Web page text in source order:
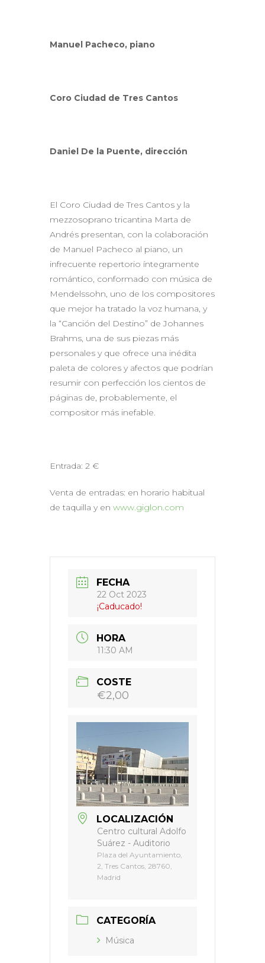
Manuel Pacheco, piano
Coro Ciudad de Tres Cantos
Daniel De la Puente, dirección
El Coro Ciudad de Tres Cantos y la
mezzosoprano tricantina Marta de
Andrés presentan, con la colaboración
de Manuel Pacheco al piano, un
infrecuente repertorio íntegramente
romántico, conformado con música de
Mendelssohn, uno de los compositores
que mejor ha tratado la voz humana, y
la “Canción del Destino” de Johannes
Brahms, una de sus piezas más
personales y que ofrece una inédita
paleta de colores y afectos que podrían
resumir con perfección los cientos de
páginas de, probablemente, el
compositor más inefable.
Entrada: 2 €
Venta de entradas: en horario habitual
de taquilla y en www.giglon.com
FECHA
22 Oct 2023
¡Caducado!
HORA
11:30 AM
COSTE
€2,00
LOCALIZACIÓN
Centro cultural Adolfo
Suárez - Auditorio
Plaza del Ayuntamiento,
2, Tres Cantos, 28760,
Madrid
CATEGORÍA
Música